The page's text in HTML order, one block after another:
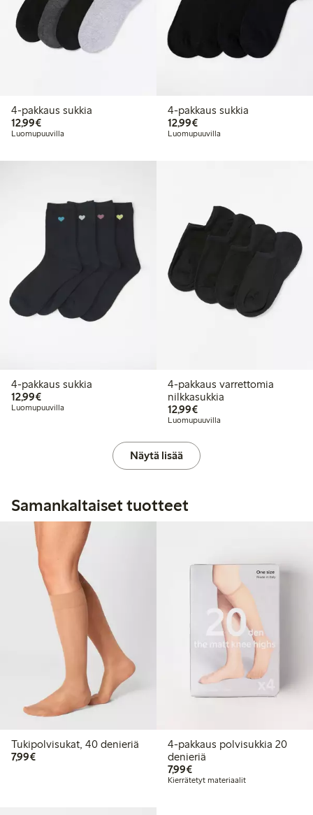
4-pakkaus sukkia
12,99€12,99 €
Luomupuuvilla
4-pakkaus sukkia
12,99€12,99 €
Luomupuuvilla
4-pakkaus sukkia
12,99€12,99 €
Luomupuuvilla
4-pakkaus varrettomia
nilkkasukkia
12,99€12,99 €
Luomupuuvilla
Näytä lisää
Samankaltaiset tuotteet
Tukipolvisukat, 40 denieriä
7,99€7,99 €
4-pakkaus polvisukkia 20
denieriä
7,99€7,99 €
Kierrätetyt materiaalit